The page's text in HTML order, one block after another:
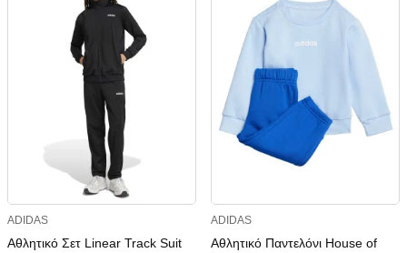
ADIDAS
Αθλητικό Σετ Linear Track Suit
ADIDAS
Αθλητικό Παντελόνι House of